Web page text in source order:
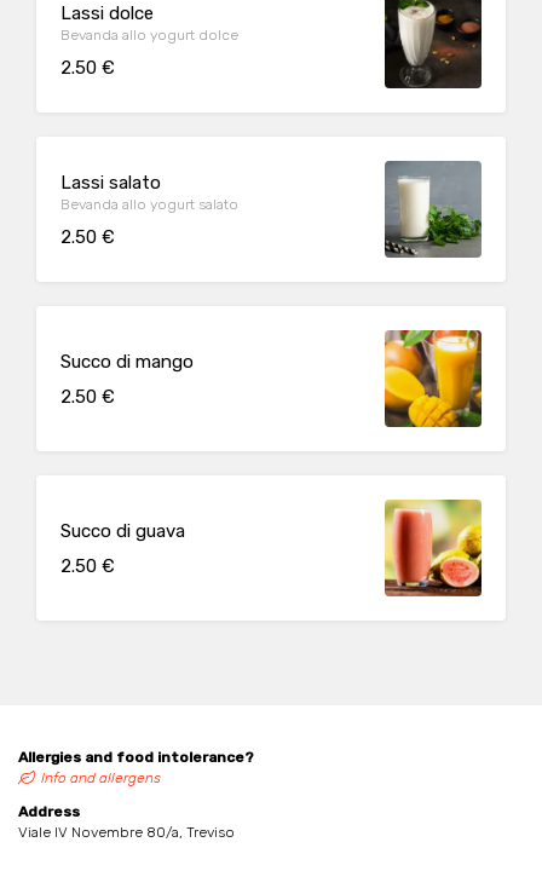
Lassi dolce
Bevanda allo yogurt dolce
2.50 €
Lassi salato
Bevanda allo yogurt salato
2.50 €
Succo di mango
2.50 €
Succo di guava
2.50 €
Allergies and food intolerance?
Info and allergens
Address
Viale IV Novembre 80/a, Treviso